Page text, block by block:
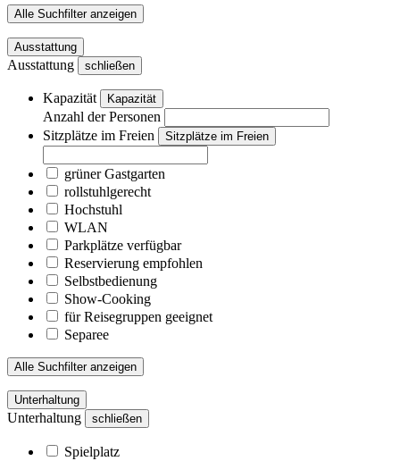
Alle Suchfilter anzeigen
Ausstattung
Ausstattung schließen
Kapazität Kapazität
Anzahl der Personen
Sitzplätze im Freien
Sitzplätze im Freien
grüner Gastgarten
rollstuhlgerecht
Hochstuhl
WLAN
Parkplätze verfügbar
Reservierung empfohlen
Selbstbedienung
Show-Cooking
für Reisegruppen geeignet
Separee
Alle Suchfilter anzeigen
Unterhaltung
Unterhaltung schließen
Spielplatz